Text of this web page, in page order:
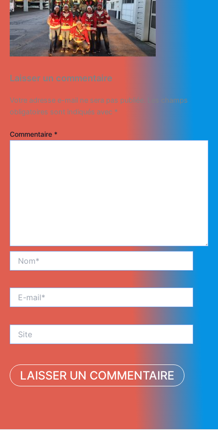
Laisser un commentaire
Votre adresse e-mail ne sera pas publiée.
Les champs
obligatoires sont indiqués avec *
Commentaire *
mail*